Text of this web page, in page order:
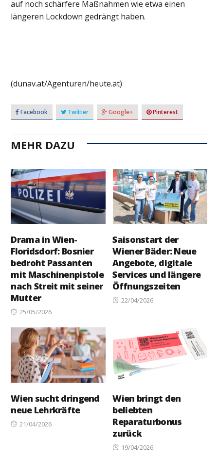
auf noch schärfere Maßnahmen wie etwa einen
längeren Lockdown gedrängt haben.
(dunav.at/Agenturen/heute.at)
Facebook Twitter Google+ Pinterest
MEHR DAZU
Drama in Wien-
Floridsdorf: Bosnier
bedroht Passanten
mit Maschinenpistole
nach Streit mit seiner
Mutter
Posted
25/05/2026
Saisonstart der
Wiener Bäder: Neue
Angebote, digitale
Services und längere
Öffnungszeiten
Posted
22/04/2026
Wien sucht dringend
neue Lehrkräfte
Posted
21/04/2026
Wien bringt den
beliebten
Reparaturbonus
zurück
Posted
19/04/2026